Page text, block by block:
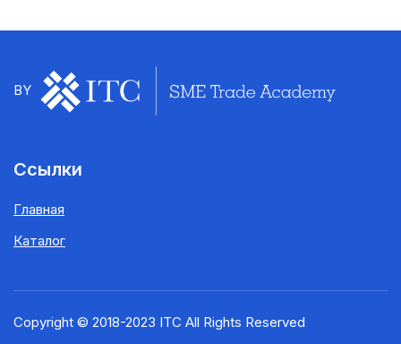
BY
Ссылки
Главная
Каталог
Copyright © 2018-2023 ITC All Rights Reserved